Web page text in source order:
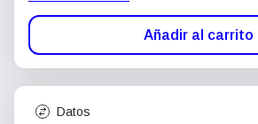
Añadir al carrito
Datos